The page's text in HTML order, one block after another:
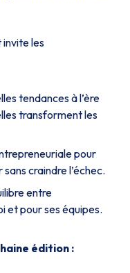
invite les
tendances à l’ère
transforment les
pour
craindre l’échec.
entre
et pour ses équipes.
édition :